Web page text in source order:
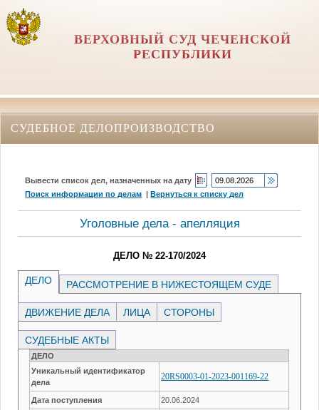
ВЕРХОВНЫЙ СУД ЧЕЧЕНСКОЙ
РЕСПУБЛИКИ
СУДЕБНОЕ ДЕЛОПРОИЗВОДСТВО
Вывести список дел, назначенных на дату
Поиск информации по делам |Вернуться к списку дел
Уголовные дела - апелляция
ДЕЛО № 22-170/2024
ДЕЛО РАССМОТРЕНИЕ В НИЖЕСТОЯЩЕМ СУДЕ
ДВИЖЕНИЕ ДЕЛА ЛИЦА СТОРОНЫ
СУДЕБНЫЕ АКТЫ
ДЕЛО
Уникальный идентификатор
дела
20RS0003-01-2023-001169-22
Дата поступления 20.06.2024